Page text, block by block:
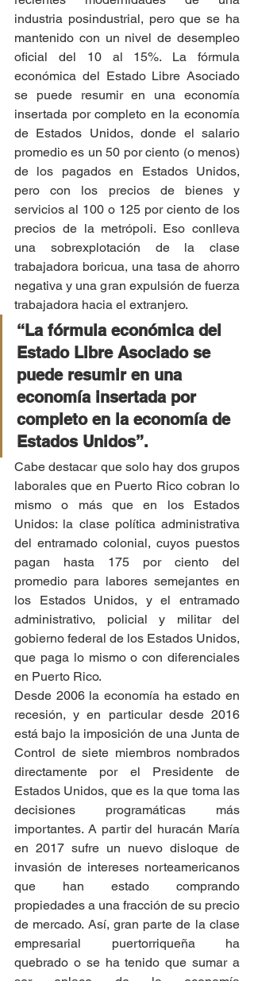
industria posindustrial, pero que se ha
mantenido con un nivel de desempleo
oficial del 10 al 15%. La fórmula
económica del Estado Libre Asociado
se puede resumir en una economía
insertada por completo en la economía
de Estados Unidos, donde el salario
promedio es un 50 por ciento (o menos)
de los pagados en Estados Unidos,
pero con los precios de bienes y
servicios al 100 o 125 por ciento de los
precios de la metrópoli. Eso conlleva
una sobrexplotación de la clase
trabajadora boricua, una tasa de ahorro
negativa y una gran expulsión de fuerza
trabajadora hacia el extranjero.
“La fórmula económica del
Estado Libre Asociado se
puede resumir en una
economía insertada por
completo en la economía de
Estados Unidos”.
Cabe destacar que solo hay dos grupos
laborales que en Puerto Rico cobran lo
mismo o más que en los Estados
Unidos: la clase política administrativa
del entramado colonial, cuyos puestos
pagan hasta 175 por ciento del
promedio para labores semejantes en
los Estados Unidos, y el entramado
administrativo, policial y militar del
gobierno federal de los Estados Unidos,
que paga lo mismo o con diferenciales
en Puerto Rico.
Desde 2006 la economía ha estado en
recesión, y en particular desde 2016
está bajo la imposición de una Junta de
Control de siete miembros nombrados
directamente por el Presidente de
Estados Unidos, que es la que toma las
decisiones programáticas más
importantes. A partir del huracán María
en 2017 sufre un nuevo disloque de
invasión de intereses norteamericanos
que han estado comprando
propiedades a una fracción de su precio
de mercado. Así, gran parte de la clase
empresarial puertorriqueña ha
quebrado o se ha tenido que sumar a